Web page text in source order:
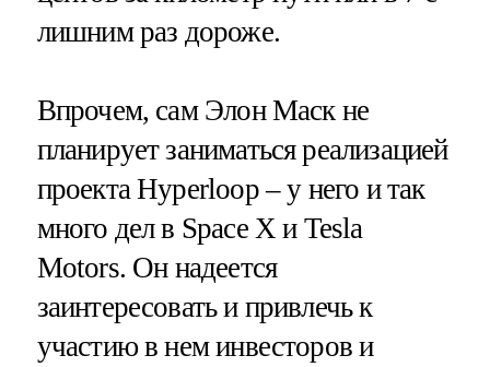
лишним раз дороже.
Впрочем, сам Элон Маск не
планирует заниматься реализацией
проекта Hyperloop – у него и так
много дел в Space X и Tesla
Motors. Он надеется
заинтересовать и привлечь к
участию в нем инвесторов и